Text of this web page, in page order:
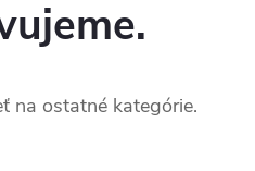
na ostatné kategórie.